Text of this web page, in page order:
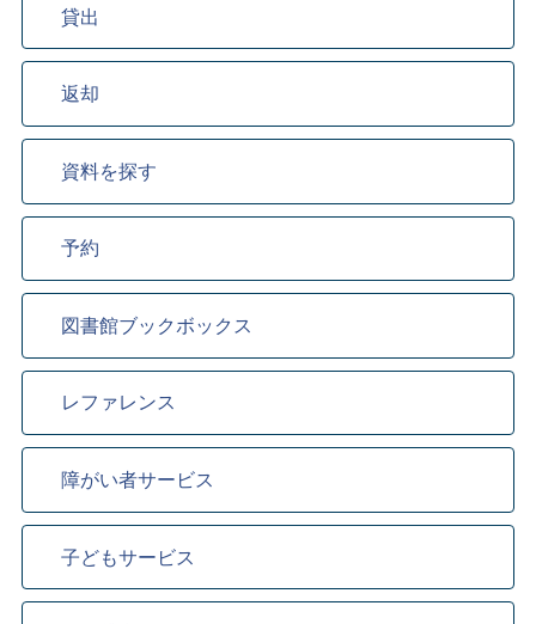
貸出
返却
資料を探す
予約
図書館ブックボックス
レファレンス
障がい者サービス
子どもサービス